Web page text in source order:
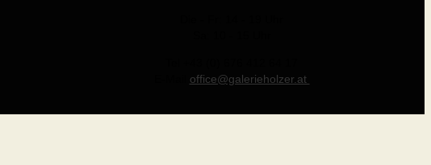
office@galerieholzer.at